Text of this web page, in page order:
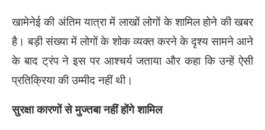
खामेनेई की अंतिम यात्रा में लाखों लोगों के शामिल होने की खबर
है। बड़ी संख्या में लोगों के शोक व्यक्त करने के दृश्य सामने आने
के बाद ट्रंप ने इस पर आश्चर्य जताया और कहा कि उन्हें ऐसी
प्रतिक्रिया की उम्मीद नहीं थी।
सुरक्षा कारणों से मुज्तबा नहीं होंगे शामिल